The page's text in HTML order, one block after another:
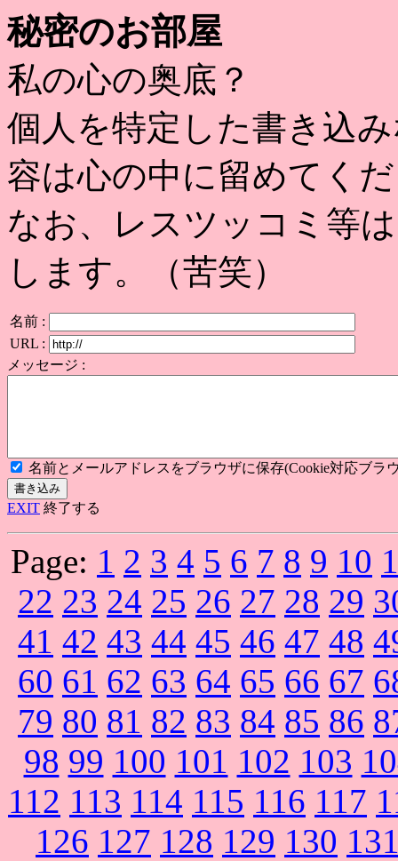
秘密のお部屋
私の心の奥底？
個人を特定した書き込
容は心の中に留めてく
なお、レスツッコミ等
します。（苦笑）
名前 :
URL :
メッセージ :
名前とメールアドレスをブラウザに保存(Cookie対応ブラ
EXIT 終了する
Page: 1 2 3 4 5 6 7 8 9 10
22 23 24 25 26 27 28 29
41 42 43 44 45 46 47 48
60 61 62 63 64 65 66 67
79 80 81 82 83 84 85 86
98 99 100 101 102 103
112 113 114 115 116 117
126 127 128 129 130